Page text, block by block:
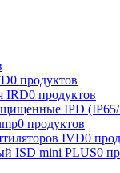
0 продуктов
IRD0 продуктов
IPD
0 продуктов
IVD0
ISD mini PLUS0